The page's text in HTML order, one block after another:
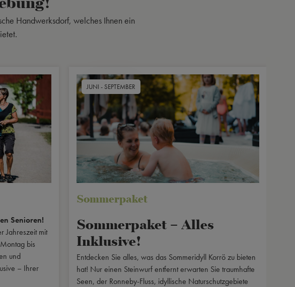
Handwerksdorf, welches Ihnen ein
Senioren!
Jahreszeit mit
bis
und
– Ihrer
JUNI - SEPTEMBER
Sommerpaket
Sommerpaket – Alles
Inklusive!
Entdecken Sie alles, was das Sommeridyll Korrö zu bieten
hat! Nur einen Steinwurf entfernt erwarten Sie traumhafte
Seen, der Ronneby-Fluss, idyllische Naturschutzgebiete